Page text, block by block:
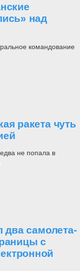
над
командование
ракета чуть
не попала в
два самолета-
с